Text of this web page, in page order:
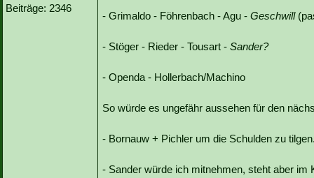
Beiträge: 2346
- Grimaldo - Föhrenbach - Agu - Geschwill
- Stöger - Rieder - Tousart - Sander?
- Openda - Hollerbach/Machino
So würde es ungefähr aussehen für den
- Bornauw + Pichler um die Schulden zu
- Sander würde ich mitnehmen, steht aber